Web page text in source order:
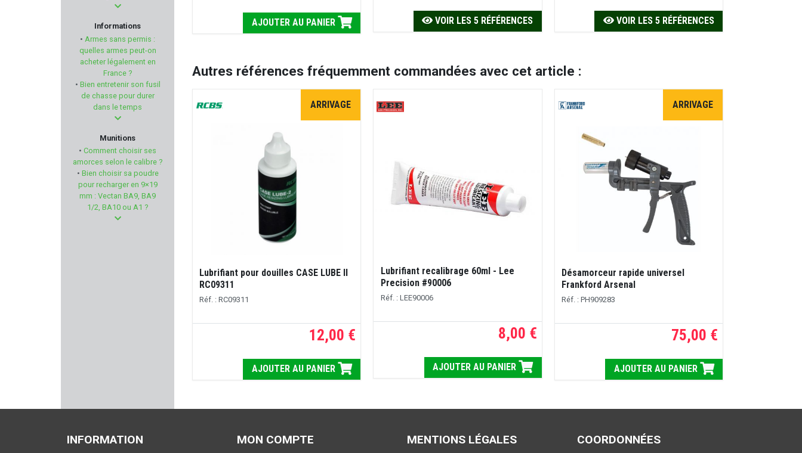
ROWA
Armurerie GILLES
BIRCHWOOD-CASEY
VITEX
MICRODOT
FORSTER PRODUCTS
TREELAND
Informations
• Armes sans permis :
quelles armes peut-on
acheter légalement en
France ?
• Bien entretenir son fusil
de chasse pour durer
dans le temps
Munitions
• Comment choisir ses
amorces selon le calibre ?
• Bien choisir sa poudre
pour recharger en 9×19
mm : Vectan BA9, BA9
1/2, BA10 ou A1 ?
AJOUTER AU PANIER VOIR LES 5 RÉFÉRENCES VOIR LES 5 RÉFÉRENCES
Autres références fréquemment commandées avec cet article :
ARRIVAGE
Lubrifiant pour douilles CASE LUBE II
RC09311
Réf. : RC09311
12,00 €
AJOUTER AU PANIER
Lubrifiant recalibrage 60ml - Lee
Precision #90006
Réf. : LEE90006
8,00 €
AJOUTER AU PANIER
ARRIVAGE
Désamorceur rapide universel
Frankford Arsenal
Réf. : PH909283
75,00 €
AJOUTER AU PANIER
INFORMATION MON COMPTE MENTIONS LÉGALES COORDONNÉES